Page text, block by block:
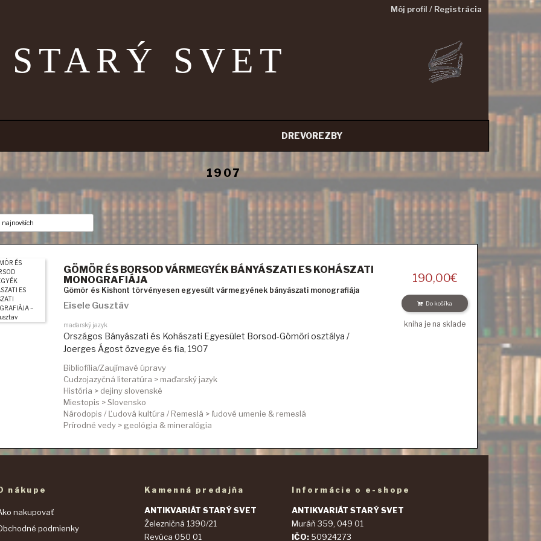
Môj profil / Registrácia
STARÝ SVET
DREVOREZBY
1907
GÖMÖR ÉS BORSOD VÁRMEGYÉK BÁNYÁSZATI ES KOHÁSZATI
MONOGRAFIÁJA
Gömör és Kishont törvényesen egyesült vármegyének bányászati monografiája
Eisele Gusztáv
maďarský jazyk
Országos Bányászati és Kohászati Egyesület Borsod-Gömöri osztálya /
Joerges Ágost özvegye és fia,1907
Bibliofília/Zaujímavé úpravy
Cudzojazyčná literatúra > maďarský jazyk
História > dejiny slovenské
Miestopis > Slovensko
Národopis / Ľudová kultúra / Remeslá > ľudové umenie & remeslá
Prírodné vedy > geológia & mineralógia
190,00€
Do košíka
kniha je na sklade
nákupe
nakupovať
podmienky
Kamenná predajňa
ANTIKVARIÁT STARÝ SVET
Železničná 1390/21
Revúca 050 01
Informácie o e-shope
ANTIKVARIÁT STARÝ SVET
Muráň 359, 049 01
IČO: 50924273